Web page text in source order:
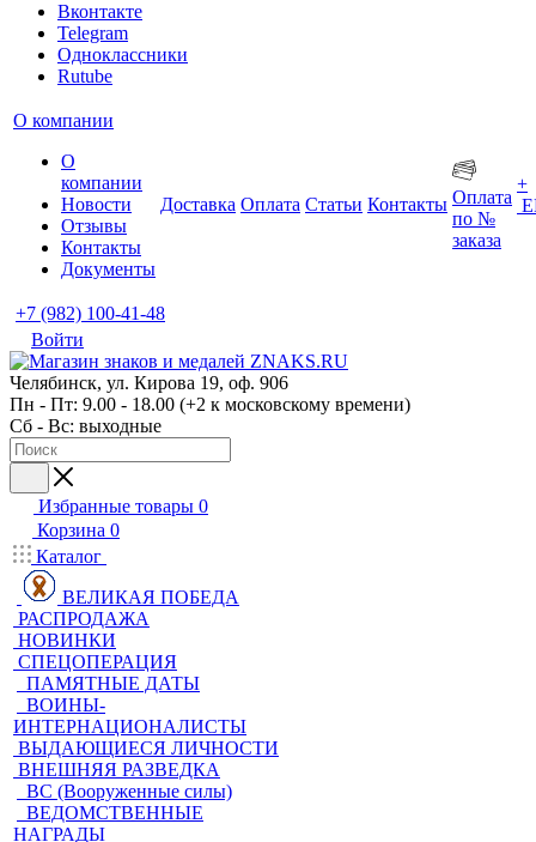
Вконтакте
Telegram
Одноклассники
Rutube
О компании
О
компании
Новости
Отзывы
Контакты
Документы
Доставка Оплата Статьи Контакты Оплата
по №
заказа
+
+7 (982) 100-41-48
Войти
Челябинск, ул. Кирова 19, оф. 906
Пн - Пт: 9.00 - 18.00 (+2 к московскому времени)
Сб - Вс: выходные
Избранные товары 0
Корзина 0
Каталог
ВЕЛИКАЯ ПОБЕДА
РАСПРОДАЖА
НОВИНКИ
СПЕЦОПЕРАЦИЯ
ПАМЯТНЫЕ ДАТЫ
ВОИНЫ-
ИНТЕРНАЦИОНАЛИСТЫ
ВЫДАЮЩИЕСЯ ЛИЧНОСТИ
ВНЕШНЯЯ РАЗВЕДКА
ВС (Вооруженные силы)
ВЕДОМСТВЕННЫЕ
НАГРАДЫ